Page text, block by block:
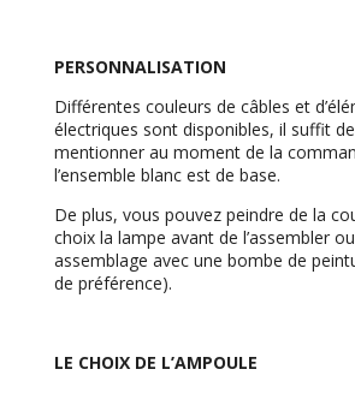
PERSONNALISATION
Différentes couleurs de câbles et
électriques sont disponibles, il suffit
mentionner au moment de la
l’ensemble blanc est de base.
De plus, vous pouvez peindre de la
choix la lampe avant de l’assembler
assemblage avec une bombe de
de préférence).
LE CHOIX DE L’AMPOULE